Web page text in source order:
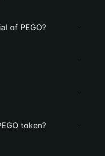
of PEGO?
token?